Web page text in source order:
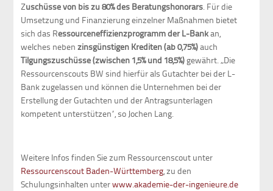
Zuschüsse von bis zu 80% des Beratungshonorars. Für die
Umsetzung und Finanzierung einzelner Maßnahmen bietet
sich das Ressourceneffizienzprogramm der L-Bankan,
welches nebenzinsgünstigen Krediten (ab 0,75%)auch
Tilgungszuschüsse (zwischen 1,5% und 18,5%)gewährt. „Die
Ressourcenscouts BW sind hierfür als Gutachter bei der L-
Bank zugelassen und können die Unternehmen bei der
Erstellung der Gutachten und der Antragsunterlagen
kompetent unterstützen“, so Jochen Lang.
Weitere Infos finden Sie zum Ressourcenscout unter
Ressourcenscout Baden-Württemberg, zu den
Schulungsinhalten unterwww.akademie-der-ingenieure.de